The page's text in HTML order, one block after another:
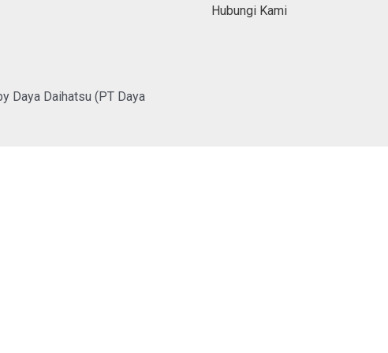
Hubungi Kami
Daya Daihatsu (PT Daya